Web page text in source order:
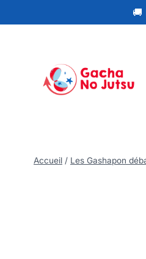
🚚
Accueil / Les Gashapon